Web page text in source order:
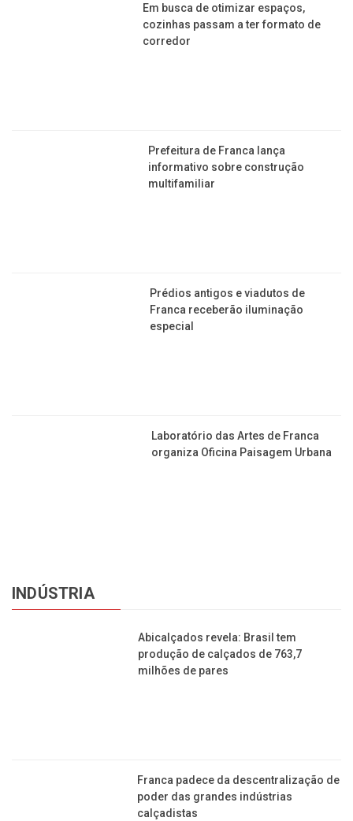
Em busca de otimizar espaços,
cozinhas passam a ter formato de
corredor
Prefeitura de Franca lança
informativo sobre construção
multifamiliar
Prédios antigos e viadutos de
Franca receberão iluminação
especial
Laboratório das Artes de Franca
organiza Oficina Paisagem Urbana
INDÚSTRIA
Abicalçados revela: Brasil tem
produção de calçados de 763,7
milhões de pares
Franca padece da descentralização de
poder das grandes indústrias
calçadistas